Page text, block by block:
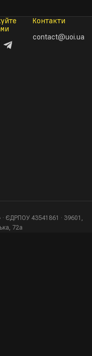
Контакти
contact@uoi.ua
· ЄДРПОУ 43541861 · 39601,
72а